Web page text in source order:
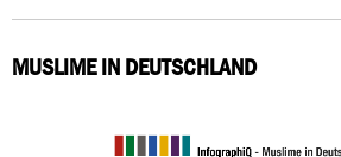
MUSLIME IN DEUTSCHLAND